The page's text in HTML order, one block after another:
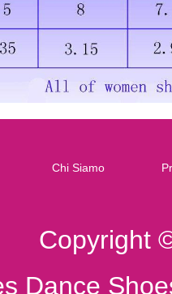
Chi Siamo
Copyright
Dance